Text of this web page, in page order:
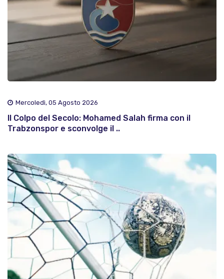
Mercoledì, 05 Agosto 2026
Il Colpo del Secolo: Mohamed Salah firma con il
Trabzonspor e sconvolge il ..